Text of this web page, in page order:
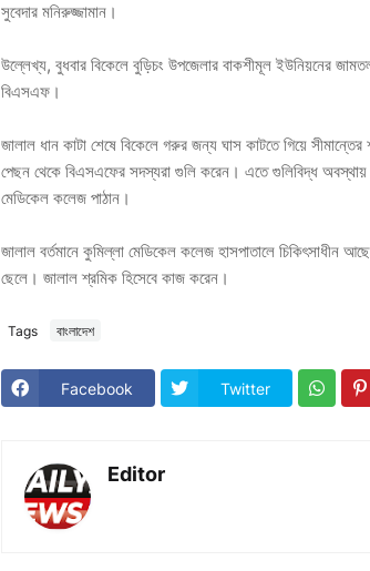
সুবেদার মনিরুজ্জামান।
উল্লেখ্য, বুধবার বিকেলে বুড়িচং উপজেলার বাকশীমূল ইউনিয়নের
বিএসএফ।
জালাল ধান কাটা শেষে বিকেলে গরুর জন্য ঘাস কাটতে গিয়ে
পেছন থেকে বিএসএফের সদস্যরা গুলি করেন। এতে গুলিবিদ্ধ
মেডিকেল কলেজ পাঠান।
জালাল বর্তমানে কুমিল্লা মেডিকেল কলেজ হাসপাতালে চিকিৎসাধীন
ছেলে। জালাল শ্রমিক হিসেবে কাজ করেন।
Tags বাংলাদেশ
Facebook Twitter
Editor